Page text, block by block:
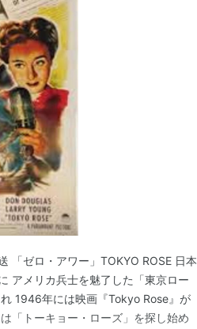
「ゼロ・アワー」TOKYO ROSE 日本
アメリカ兵士を魅了した「東京ロー
1946年には映画『Tokyo Rose』が
「トーキョー・ローズ」を探し始め